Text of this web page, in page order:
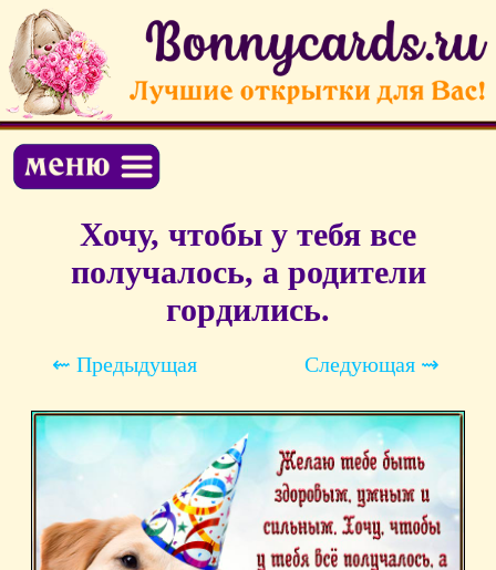
Хочу, чтобы у тебя все
получалось, а родители
гордились.
⇜ Предыдущая Следующая ⇝